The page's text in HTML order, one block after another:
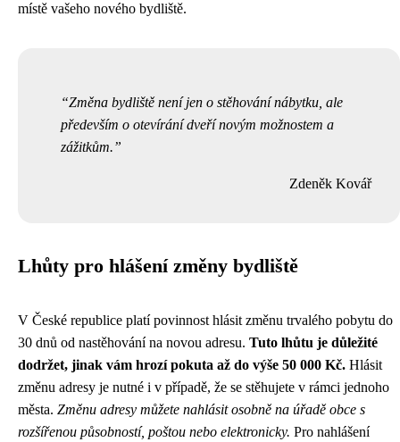
místě vašeho nového bydliště.
Změna bydliště není jen o stěhování nábytku, ale
především o otevírání dveří novým možnostem a
zážitkům.
Zdeněk Kovář
Lhůty pro hlášení změny bydliště
V České republice platí povinnost hlásit změnu trvalého pobytu do
30 dnů od nastěhování na novou adresu. Tuto lhůtu je důležité
dodržet, jinak vám hrozí pokuta až do výše 50 000 Kč. Hlásit
změnu adresy je nutné i v případě, že se stěhujete v rámci jednoho
města. Změnu adresy můžete nahlásit osobně na úřadě obce s
rozšířenou působností, poštou nebo elektronicky. Pro nahlášení